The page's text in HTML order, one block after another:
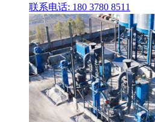
联系电话: 180 3780 8511